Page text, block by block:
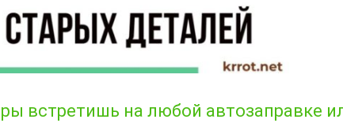
встретишь на любой автозаправке